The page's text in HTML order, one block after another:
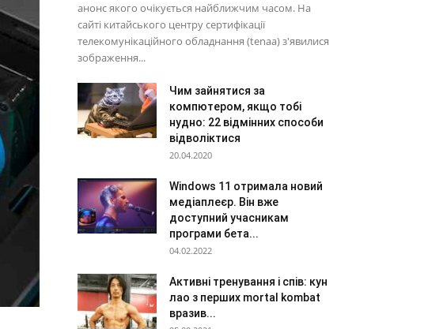
анонс якого очікується найближчим часом. На
сайті китайського центру сертифікації
телекомунікаційного обладнання (tenaa) з'явилися
зображення...
Чим зайнятися за
компютером, якщо тобі
нудно: 22 відмінних способи
відволіктися
20.04.2020
Windows 11 отримала новий
медіаплеєр. Він вже
доступний учасникам
програми бета...
04.02.2022
Активні тренування і спів: кун
лао з перших mortal kombat
вразив...